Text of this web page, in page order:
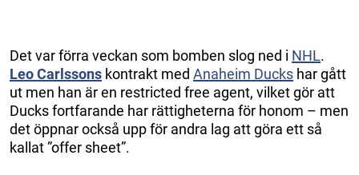
Det var förra veckan som bomben slog ned i NHL.
Leo Carlssons kontrakt med Anaheim Ducks har gått
ut men han är en restricted free agent, vilket gör att
Ducks fortfarande har rättigheterna för honom – men
det öppnar också upp för andra lag att göra ett så
kallat ”offer sheet”.